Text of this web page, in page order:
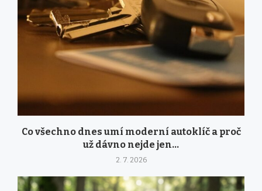
Co všechno dnes umí moderní autoklíč a proč
už dávno nejde jen...
2. 7. 2026